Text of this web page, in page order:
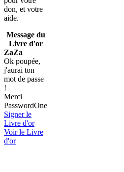
don, et votre
aide.
Message du
Livre d'or
ZaZa
Ok poupée,
j'aurai ton
mot de passe
!
Merci
PasswordOne
Signer le
Livre d'or
Voir le Livre
d'or